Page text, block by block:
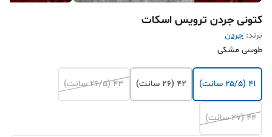
کتونی جردن ترویس اسکات
برند: جردن
طوسی مشکی
۴۱ (۲۵/۵ سانت) ۴۲ (۲۶ سانت) ۴۳ (۲۶/۵ سانت)
۴۴ (۲۷ سانت)